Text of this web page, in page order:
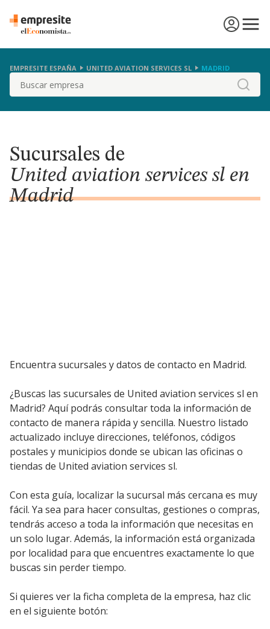
EMPRESITE ESPAÑA UNITED AVIATION SERVICES SL MADRID
Buscar
Sucursales de
United aviation services sl en
Madrid
Encuentra sucursales y datos de contacto en Madrid.
¿Buscas las sucursales de United aviation services sl en
Madrid? Aquí podrás consultar toda la información de
contacto de manera rápida y sencilla. Nuestro listado
actualizado incluye direcciones, teléfonos, códigos
postales y municipios donde se ubican las oficinas o
tiendas de United aviation services sl.
Con esta guía, localizar la sucursal más cercana es muy
fácil. Ya sea para hacer consultas, gestiones o compras,
tendrás acceso a toda la información que necesitas en
un solo lugar. Además, la información está organizada
por localidad para que encuentres exactamente lo que
buscas sin perder tiempo.
Si quieres ver la ficha completa de la empresa, haz clic
en el siguiente botón: